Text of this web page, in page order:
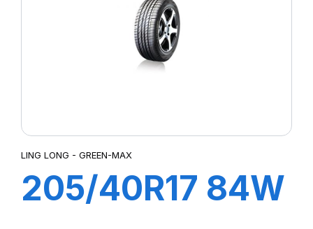
LING LONG - GREEN-MAX
205/40R17 84W